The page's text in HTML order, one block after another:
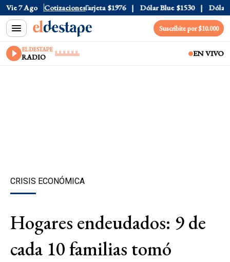
Vie 7 Ago Cotizaciones
$1520 Dólar Tarjeta $1976 Dólar Blue $1530 Dólar CCL
Suscribite por $10.000
EL DESTAPE
RADIO EN VIVO
CRISIS ECONÓMICA
Hogares endeudados: 9 de
cada 10 familias tomó